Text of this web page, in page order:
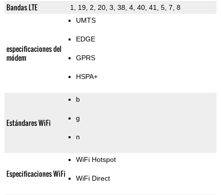
Bandas LTE 1, 19, 2, 20, 3, 38, 4, 40, 41, 5, 7, 8
especificaciones del
módem
UMTS
EDGE
GPRS
HSPA+
Estándares WiFi
b
g
n
Especificaciones WiFi
WiFi Hotspot
WiFi Direct